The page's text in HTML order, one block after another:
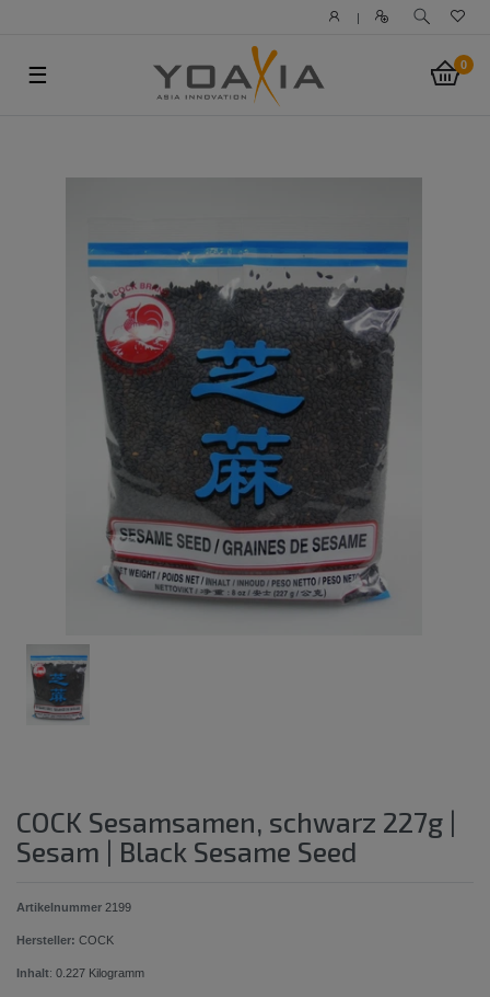
|
0
☰
COCK Sesamsamen, schwarz 227g |
Sesam | Black Sesame Seed
Artikelnummer 2199
Hersteller: COCK
Inhalt: 0.227 Kilogramm